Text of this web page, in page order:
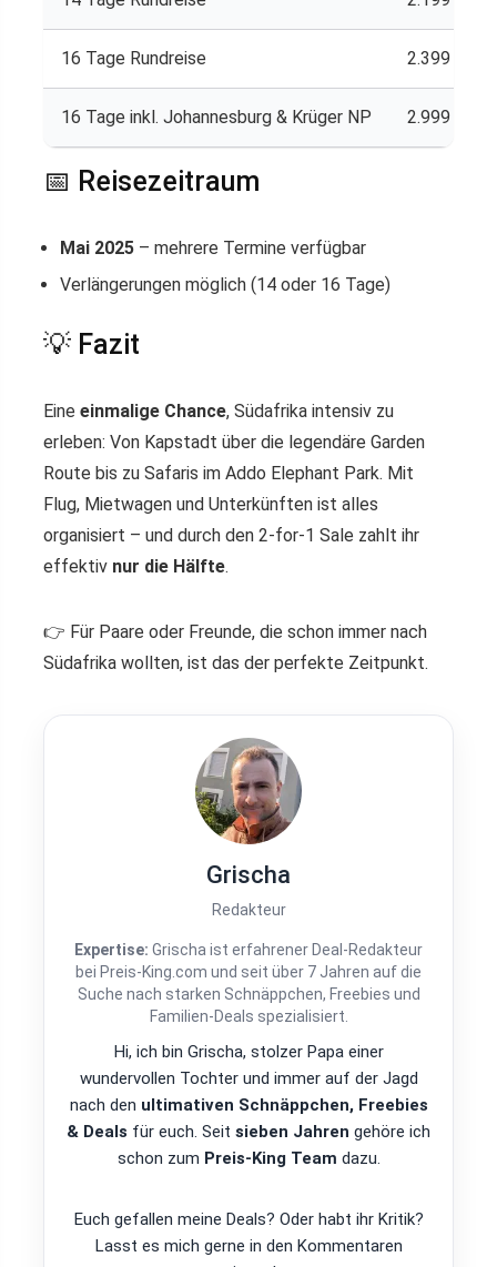
16 Tage Rundreise 2.399 €
16 Tage inkl. Johannesburg & Krüger NP 2.999 €
📅 Reisezeitraum
Mai 2025 – mehrere Termine verfügbar
Verlängerungen möglich (14 oder 16 Tage)
💡 Fazit
Eine einmalige Chance, Südafrika intensiv zu
erleben: Von Kapstadt über die legendäre Garden
Route bis zu Safaris im Addo Elephant Park. Mit
Flug, Mietwagen und Unterkünften ist alles
organisiert – und durch den 2-for-1 Sale zahlt ihr
effektiv nur die Hälfte.
👉 Für Paare oder Freunde, die schon immer nach
Südafrika wollten, ist das der perfekte Zeitpunkt.
Grischa
Redakteur
Expertise: Grischa ist erfahrener Deal-Redakteur
bei Preis-King.com und seit über 7 Jahren auf die
Suche nach starken Schnäppchen, Freebies und
Familien-Deals spezialisiert.
Hi, ich bin Grischa, stolzer Papa einer
wundervollen Tochter und immer auf der Jagd
nach den ultimativen Schnäppchen, Freebies
& Deals für euch. Seit sieben Jahren gehöre ich
schon zum Preis-King Team dazu.
Euch gefallen meine Deals? Oder habt ihr Kritik?
Lasst es mich gerne in den Kommentaren